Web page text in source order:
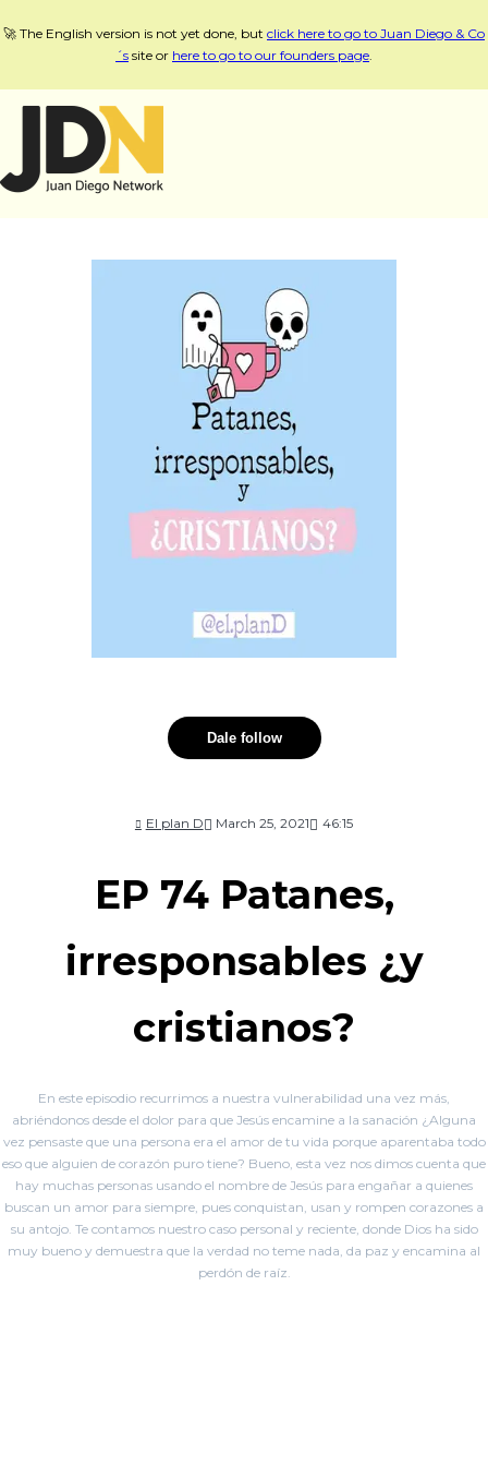
🚀 The English version is not yet done, but click here to go to Juan Diego & Co
´s site or here to go to our founders page.
Dale follow
El plan D March 25, 2021 46:15
EP 74 Patanes,
irresponsables ¿y
cristianos?
En este episodio recurrimos a nuestra vulnerabilidad una vez más,
abriéndonos desde el dolor para que Jesús encamine a la sanación ¿Alguna
vez pensaste que una persona era el amor de tu vida porque aparentaba todo
eso que alguien de corazón puro tiene? Bueno, esta vez nos dimos cuenta que
hay muchas personas usando el nombre de Jesús para engañar a quienes
buscan un amor para siempre, pues conquistan, usan y rompen corazones a
su antojo. Te contamos nuestro caso personal y reciente, donde Dios ha sido
muy bueno y demuestra que la verdad no teme nada, da paz y encamina al
perdón de raíz.